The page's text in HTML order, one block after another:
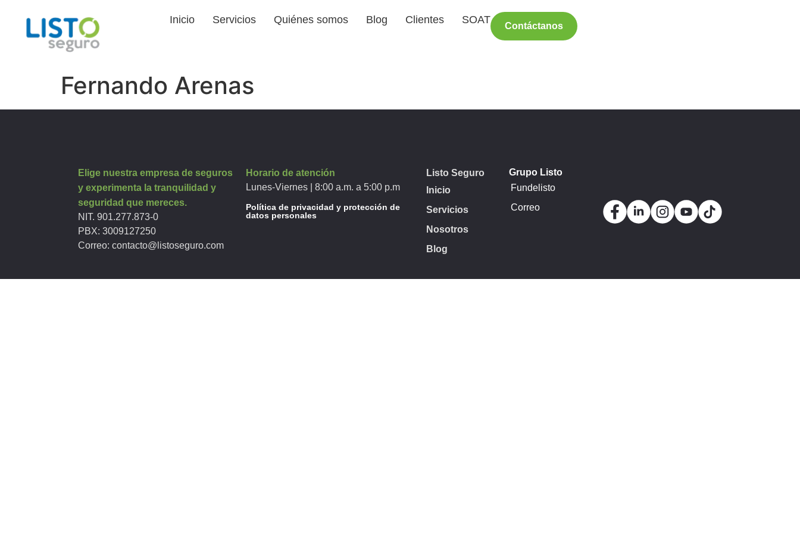
Inicio Servicios Quiénes somos Blog Clientes SOAT
Contáctanos
Fernando Arenas
Elige nuestra empresa de seguros
y experimenta la tranquilidad y
seguridad que mereces.
NIT. 901.277.873-0
PBX: 3009127250
Correo: contacto@listoseguro.com
Horario de atención
Lunes-Viernes | 8:00 a.m. a 5:00 p.m
Política de privacidad y protección de
datos personales
Listo Seguro
Inicio
Servicios
Nosotros
Blog
Grupo Listo
Fundelisto
Correo